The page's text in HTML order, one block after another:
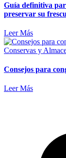
Guía definitiva
preservar su
Leer Más
Conservas y
Consejos para
Leer Más